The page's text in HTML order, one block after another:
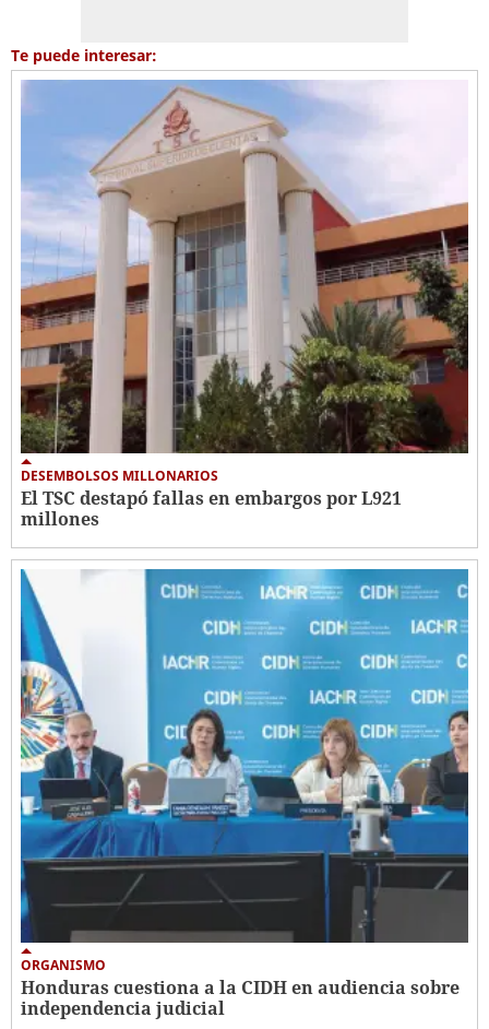
Te puede interesar:
DESEMBOLSOS MILLONARIOS
El TSC destapó fallas en embargos por L921
millones
ORGANISMO
Honduras cuestiona a la CIDH en audiencia sobre
independencia judicial